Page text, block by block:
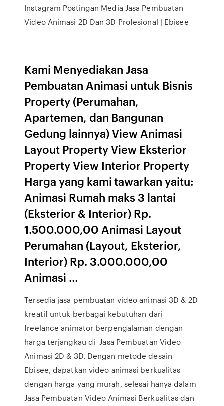
Instagram Postingan Media Jasa Pembuatan
Video Animasi 2D Dan 3D Profesional | Ebisee
Kami Menyediakan Jasa
Pembuatan Animasi untuk Bisnis
Property (Perumahan,
Apartemen, dan Bangunan
Gedung lainnya) View Animasi
Layout Property View Eksterior
Property View Interior Property
Harga yang kami tawarkan yaitu:
Animasi Rumah maks 3 lantai
(Eksterior & Interior) Rp.
1.500.000,00 Animasi Layout
Perumahan (Layout, Eksterior,
Interior) Rp. 3.000.000,00
Animasi …
Tersedia jasa pembuatan video animasi 3D & 2D
kreatif untuk berbagai kebutuhan dari
freelance animator berpengalaman dengan
harga terjangkau di Jasa Pembuatan Video
Animasi 2D & 3D. Dengan metode desain
Ebisee, dapatkan video animasi berkualitas
dengan harga yang murah, selesai hanya dalam
Jasa Pembuatan Video Animasi Berkualitas dan